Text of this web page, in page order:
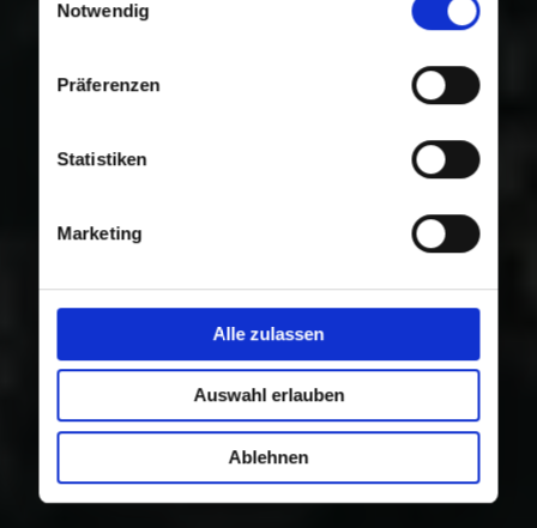
Nutzung der Dienste gesammelt haben.
Notwendig
Präferenzen
Statistiken
Marketing
Alle zulassen
Auswahl erlauben
Ablehnen